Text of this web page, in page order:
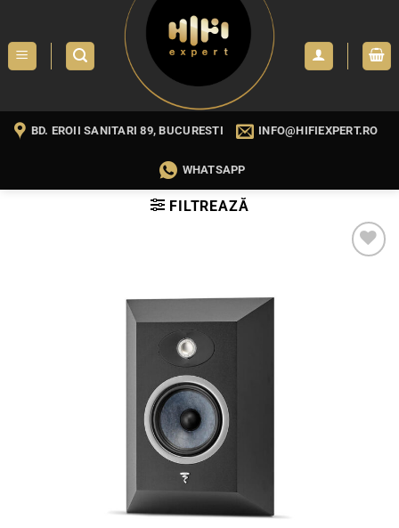
content
BD. EROII SANITARI 89, BUCURESTI INFO@HIFIEXPERT.RO
WHATSAPP
FILTREAZĂ